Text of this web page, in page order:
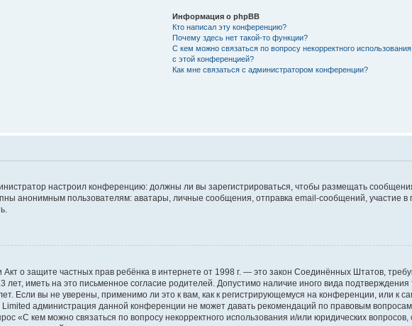
Информация о phpBB
Кто написал эту конференцию?
Почему здесь нет такой-то функции?
С кем можно связаться по вопросу некорректного
с этой конференцией?
Как мне связаться с администратором конференции?
настроил конференцию: должны ли вы зарегистрироваться, чтобы размещать
анонимным пользователям: аватары, личные сообщения, отправка email-сообщений, участие в
Акт о защите частных прав ребёнка в интернете от 1998 г. — это закон Соединённых Штатов,
иметь на это письменное согласие родителей. Допустимо наличие иного вида
Если вы не уверены, применимо ли это к вам, как к регистрирующемуся на конференции, или к
администрация данной конференции не может давать рекомендаций по правовым
«С кем можно связаться по вопросу некорректного использования и/или юридических